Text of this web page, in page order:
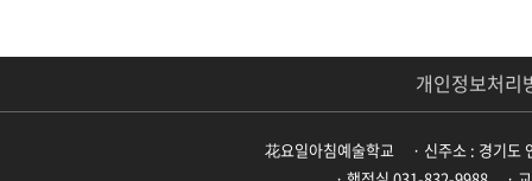
개인정보처리
花요일아침예술학교
· 신주소 : 경기도